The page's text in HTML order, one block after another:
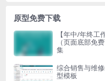
原型免费下载
【年中/年终工
（页面底部免
集
综合销售与维
型模板